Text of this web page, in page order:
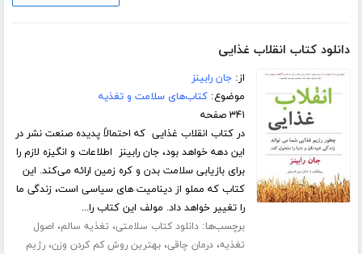
دانلود کتاب انقلاب غذایی
از:جان رابینز
موضوع:کتاب‌های سلامت و تغذیه
۳۴۱ صفحه
در کتاب انقلاب غذایی که احتمالاً پدیده صنعت نشر در
این دهه خواهد بود، جان رابینز اطلاعات و انگیزه لازم را
برای بازیابی سلامت بدن و کره زمین ارائه می‌کند. این
کتاب که مملو از دینامیت های سیاسی است، زندگی ما
را تغییر خواهد داد. مولف این کتاب را...
برچسب‌ها:دانلود کتاب سلامتی، تغذیه سالم، اصول
تغذیه،درمان چاقی،بهترین روش کم کردن وزن،رژیم